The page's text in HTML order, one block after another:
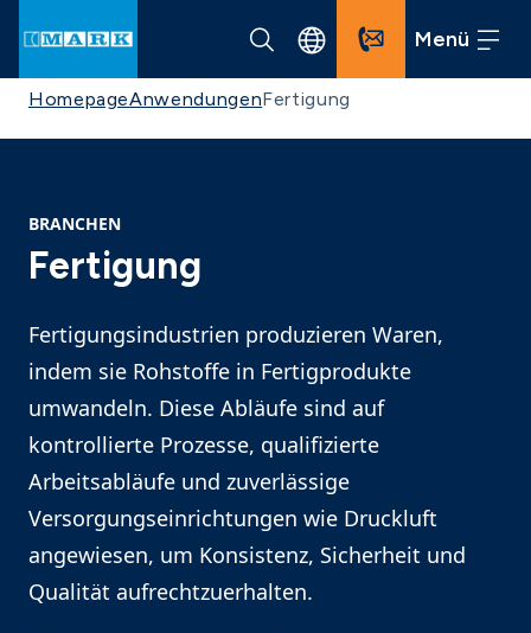
Menü
HomepageAnwendungenFertigung
BRANCHEN
Fertigung
Fertigungsindustrien produzieren Waren,
indem sie Rohstoffe in Fertigprodukte
umwandeln. Diese Abläufe sind auf
kontrollierte Prozesse, qualifizierte
Arbeitsabläufe und zuverlässige
Versorgungseinrichtungen wie Druckluft
angewiesen, um Konsistenz, Sicherheit und
Qualität aufrechtzuerhalten.